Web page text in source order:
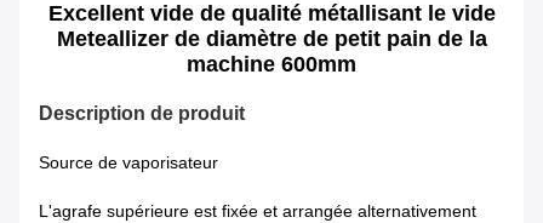
Excellent vide de qualité métallisant le vide
Meteallizer de diamètre de petit pain de la
machine 600mm
Description de produit
Source de vaporisateur
L'agrafe supérieure est fixée et arrangée alternativement